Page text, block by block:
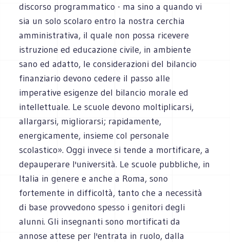
discorso programmatico - ma sino a quando vi
sia un solo scolaro entro la nostra cerchia
amministrativa, il quale non possa ricevere
istruzione ed educazione civile, in ambiente
sano ed adatto, le considerazioni del bilancio
finanziario devono cedere il passo alle
imperative esigenze del bilancio morale ed
intellettuale. Le scuole devono moltiplicarsi,
allargarsi, migliorarsi; rapidamente,
energicamente, insieme col personale
scolastico». Oggi invece si tende a mortificare, a
depauperare l'università. Le scuole pubbliche, in
Italia in genere e anche a Roma, sono
fortemente in difficoltà, tanto che a necessità
di base provvedono spesso i genitori degli
alunni. Gli insegnanti sono mortificati da
annose attese per l'entrata in ruolo, dalla